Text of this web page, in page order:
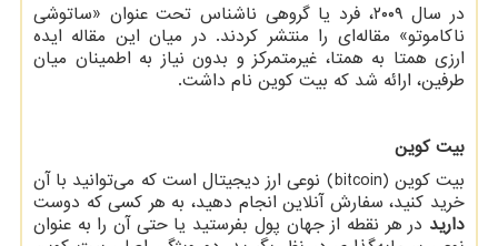
در سال ۲۰۰۹، فرد یا گروهی ناشناس تحت عنوان «ساتوشی
ناکاموتو» مقاله‌ای را منتشر کردند. در میان این مقاله ایده
ارزی همتا به همتا، غیرمتمرکز و بدون نیاز به اطمینان میان
طرفین، ارائه شد که بیت کوین نام داشت.
بیت کوین
بیت کوین (bitcoin) نوعی ارز دیجیتال است که می‌توانید با آن
خرید کنید، سفارش‌ آنلاین انجام دهید، به هر کسی که دوست
دارید در هر نقطه از جهان پول بفرستید یا حتی آن را به عنوان